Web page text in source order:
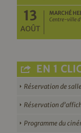
13
AOÛT
MARCHÉ
Centre-ville
EN 1
Réservation de
Réservation
Programme du